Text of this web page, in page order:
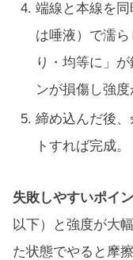
端線と本線を
は唾液）で濡
り・均等に」
ンが損傷し強度
締め込んだ後
トすれば完成。
失敗しやすいポイ
以下）と強度が大
た状態でやると摩